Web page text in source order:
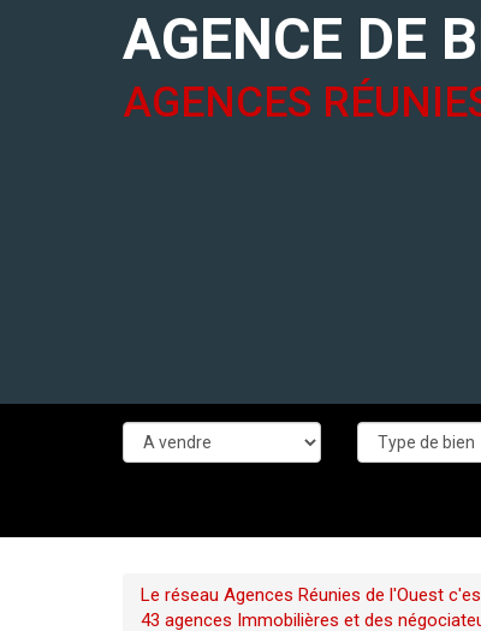
AGENCE DE
AGENCES
Le réseau Agences Réunies de l'Ouest
43 agences Immobilières et des